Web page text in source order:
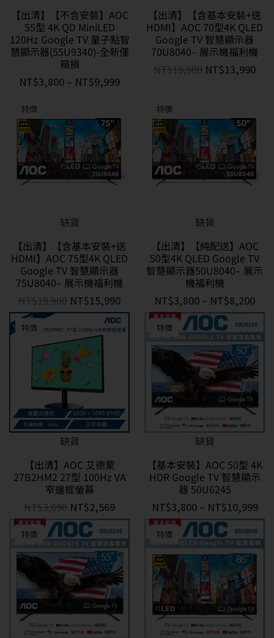
【出清】【不含安裝】AOC
55型 4K QD MiniLED
120Hz Google TV 量子點智
慧顯示器(55U9340)-全新僅
箱損
NT$3,800 – NT$9,999
【出清】【含基本安裝+送
HDMI】AOC 70型4K QLED
Google TV 智慧顯示器
70U8040– 展示機福利機
NT$19,900 NT$13,990
特價
缺貨
【出清】【含基本安裝+送
HDMI】AOC 75型4K QLED
Google TV 智慧顯示器
75U8040– 展示機福利機
NT$19,900 NT$15,990
特價
缺貨
【出清】【純配送】AOC
50型4K QLED Google TV
智慧顯示器50U8040– 展示
機福利機
NT$3,800 – NT$8,200
特價
缺貨
【出清】AOC 艾德蒙
27B2HM2 27型 100Hz VA
窄邊框螢幕
NT$3,690 NT$2,569
特價
缺貨
【基本安裝】AOC 50型 4K
HDR Google TV 智慧顯示
器 50U6245
NT$3,800 – NT$10,999
特價 特價